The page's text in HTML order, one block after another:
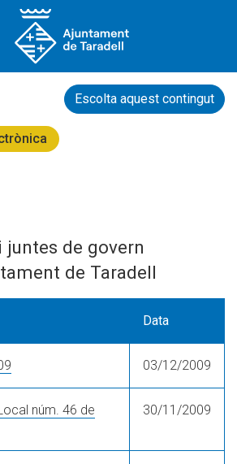
Escolta aquest contingut
de govern
de Taradell
Data
03/12/2009
núm. 46 de
30/11/2009